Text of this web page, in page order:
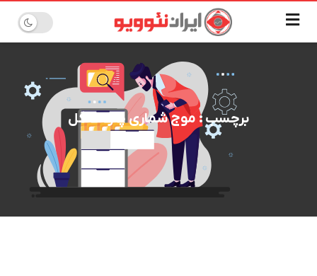
برچسب : موج شماری چارت غگل